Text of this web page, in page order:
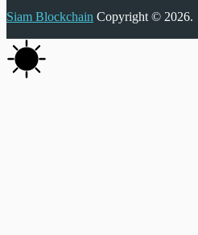
Siam Blockchain Copyright © 2026.